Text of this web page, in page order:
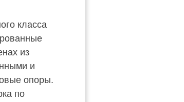
класса
из
и
опоры.
по